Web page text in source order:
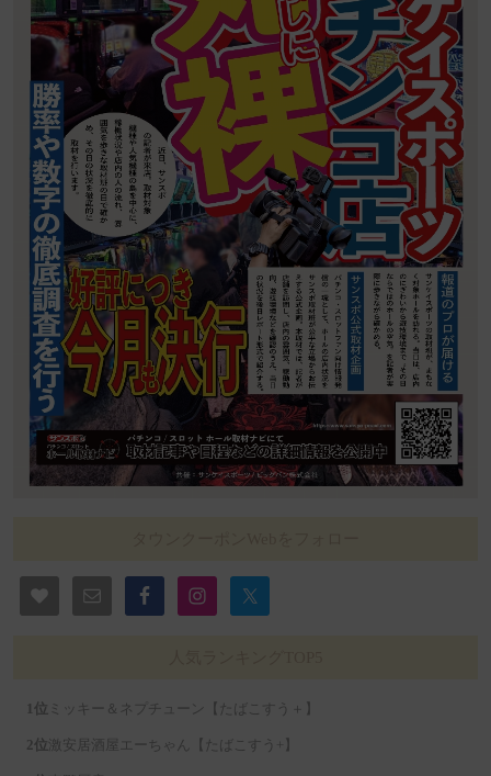
ミッキー＆ネプチューン【たばこすう＋】
激安居酒屋エーちゃん【たばこすう+】